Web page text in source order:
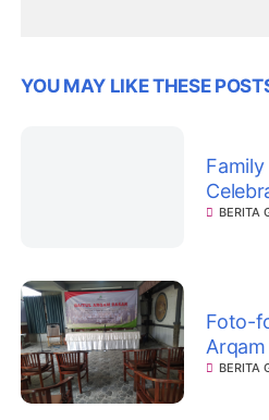
YOU MAY LIKE THESE
BERITA
Foto-
Arqam
BERITA